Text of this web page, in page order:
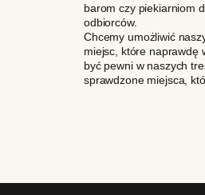
barom czy piekiarniom
odbiorców.
Chcemy umożliwić
miejsc, które naprawdę
być pewni w naszych
sprawdzone miejsca,